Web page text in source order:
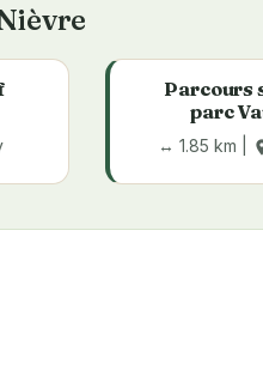
Parcours
parc
↔ 1.85 km |